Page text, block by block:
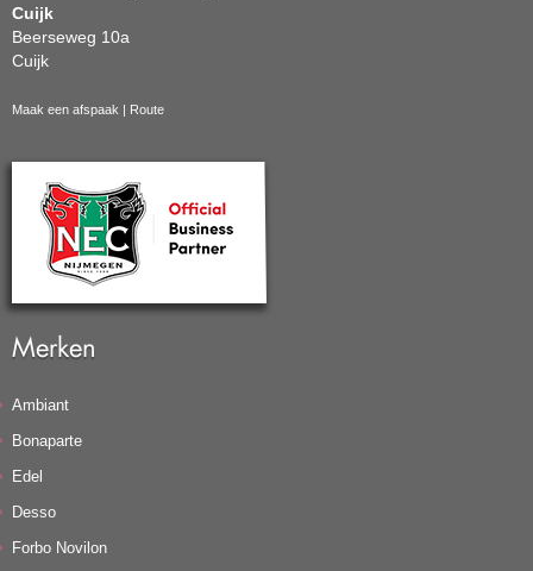
Cuijk
Beerseweg 10a
Cuijk
Maak een afspaak | Route
Merken
Ambiant
Bonaparte
Edel
Desso
Forbo Novilon